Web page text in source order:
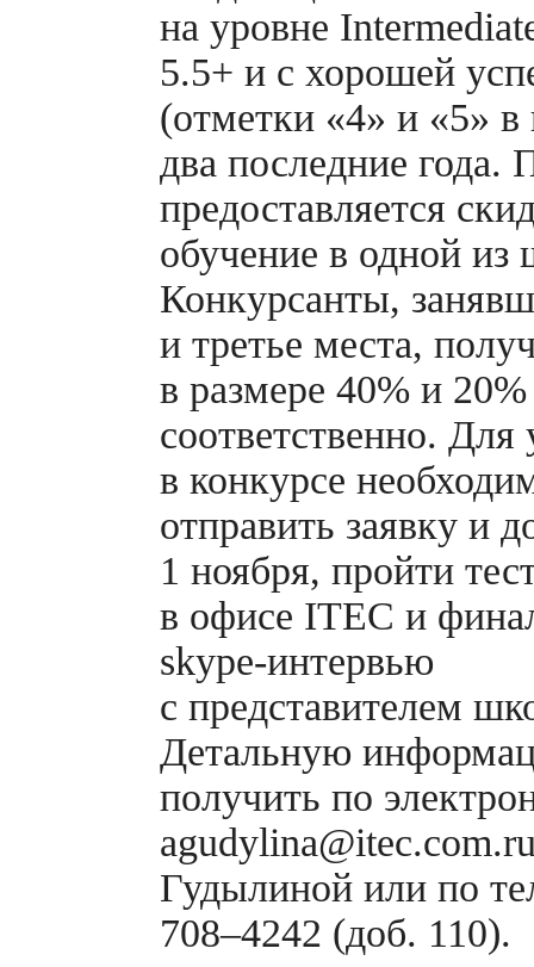
на уровне
5.5+ и с хорошей
(отметки «4» и «5» в
два последние года.
предоставляется
обучение в одной из
Конкурсанты,
и третье места,
в размере 40% и 20%
соответственно. Для
в конкурсе
отправить заявку и
1 ноября, пройти
в офисе ITEC и
skype-интервью
с представителем
Детальную
получить по
Гудылиной или по
708–4242 (доб. 110).